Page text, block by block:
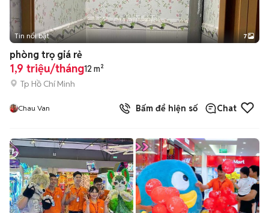
+2
Tin nổi bật 7
phòng trọ giá rẻ
1,9 triệu/tháng12 m²
Tp Hồ Chí Minh
Chau Van Bấm để hiện số Chat